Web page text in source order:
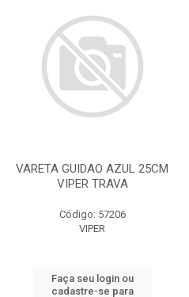
VARETA GUIDAO AZUL 25CM
VIPER TRAVA
Código: 57206
VIPER
Faça seu login ou
cadastre-se para